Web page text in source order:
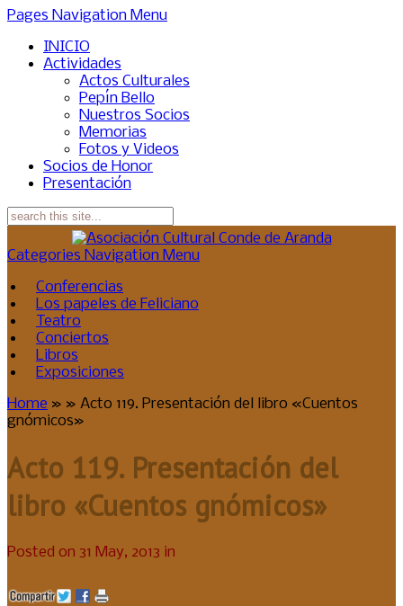
Pages Navigation Menu
INICIO
Actividades
Actos Culturales
Pepín Bello
Nuestros Socios
Memorias
Fotos y Videos
Socios de Honor
Presentación
Categories Navigation Menu
Conferencias
Los papeles de Feliciano
Teatro
Conciertos
Libros
Exposiciones
Home » » Acto 119. Presentación del libro «Cuentos
gnómicos»
Acto 119. Presentación del
libro «Cuentos gnómicos»
Posted on 31 May, 2013 in